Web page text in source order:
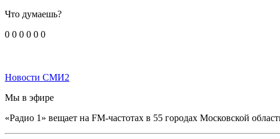
Что думаешь?
0 0 0 0 0 0
Новости СМИ2
Мы в эфире
«Радио 1» вещает на FM-частотах в 55 городах Московской